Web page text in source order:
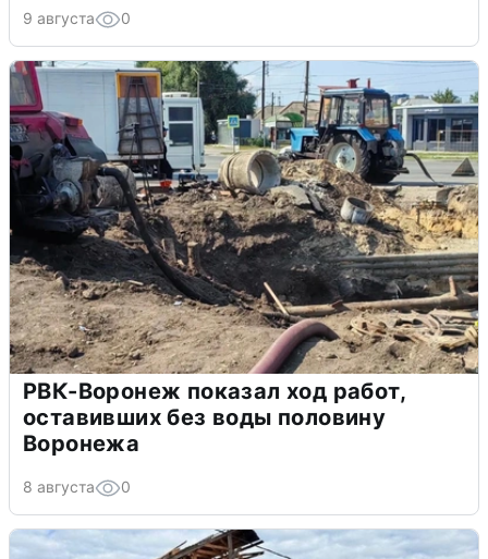
9 августа 0
РВК-Воронеж показал ход работ,
оставивших без воды половину
Воронежа
8 августа 0